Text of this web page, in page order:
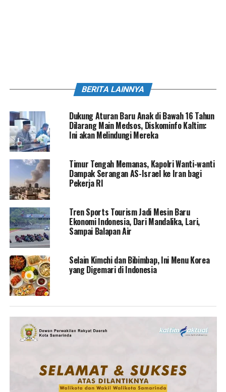
BERITA LAINNYA
Dukung Aturan Baru Anak di Bawah 16 Tahun
Dilarang Main Medsos, Diskominfo Kaltim:
Ini akan Melindungi Mereka
Timur Tengah Memanas, Kapolri Wanti-wanti
Dampak Serangan AS-Israel ke Iran bagi
Pekerja RI
Tren Sports Tourism Jadi Mesin Baru
Ekonomi Indonesia, Dari Mandalika, Lari,
Sampai Balapan Air
Selain Kimchi dan Bibimbap, Ini Menu Korea
yang Digemari di Indonesia